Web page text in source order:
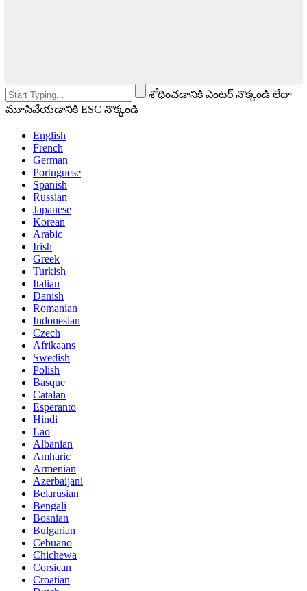
శోధించడానికి ఎంటర్ నొక్కండి లేదా
మూసివేయడానికి ESC నొక్కండి
English
French
German
Portuguese
Spanish
Russian
Japanese
Korean
Arabic
Irish
Greek
Turkish
Italian
Danish
Romanian
Indonesian
Czech
Afrikaans
Swedish
Polish
Basque
Catalan
Esperanto
Hindi
Lao
Albanian
Amharic
Armenian
Azerbaijani
Belarusian
Bengali
Bosnian
Bulgarian
Cebuano
Chichewa
Corsican
Croatian